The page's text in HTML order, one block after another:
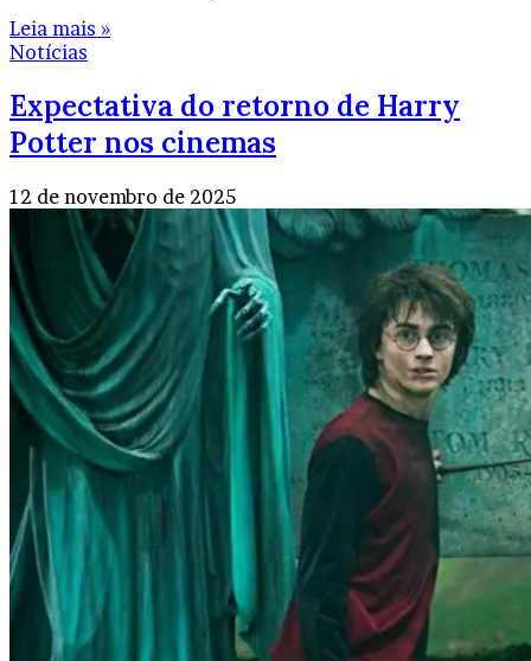
Leia mais »
Notícias
Expectativa do retorno de Harry
Potter nos cinemas
12 de novembro de 2025